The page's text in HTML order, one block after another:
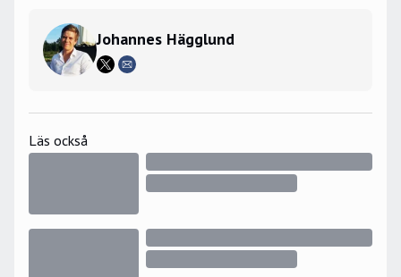
Johannes Hägglund
Läs också